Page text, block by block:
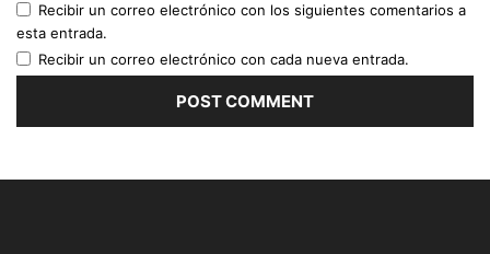
Recibir un correo electrónico con los siguientes comentarios a
esta entrada.
Recibir un correo electrónico con cada nueva entrada.